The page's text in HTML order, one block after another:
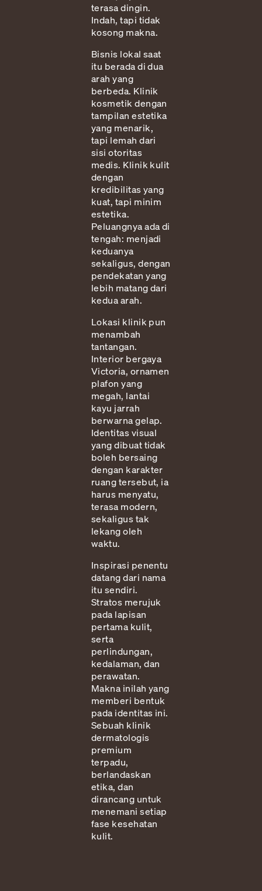
terasa dingin.
Indah, tapi tidak
kosong makna.
Bisnis lokal saat
itu berada di dua
arah yang
berbeda. Klinik
kosmetik dengan
tampilan estetika
yang menarik,
tapi lemah dari
sisi otoritas
medis. Klinik kulit
dengan
kredibilitas yang
kuat, tapi minim
estetika.
Peluangnya ada di
tengah: menjadi
keduanya
sekaligus, dengan
pendekatan yang
lebih matang dari
kedua arah.
Lokasi klinik pun
menambah
tantangan.
Interior bergaya
Victoria, ornamen
plafon yang
megah, lantai
kayu jarrah
berwarna gelap.
Identitas visual
yang dibuat tidak
boleh bersaing
dengan karakter
ruang tersebut, ia
harus menyatu,
terasa modern,
sekaligus tak
lekang oleh
waktu.
Inspirasi penentu
datang dari nama
itu sendiri.
Stratos merujuk
pada lapisan
pertama kulit,
serta
perlindungan,
kedalaman, dan
perawatan.
Makna inilah yang
memberi bentuk
pada identitas ini.
Sebuah klinik
dermatologis
premium
terpadu,
berlandaskan
etika, dan
dirancang untuk
menemani setiap
fase kesehatan
kulit.